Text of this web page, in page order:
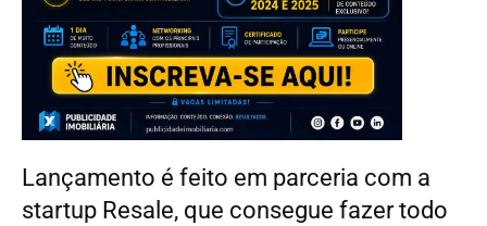
Lançamento é feito em parceria com a
startup Resale, que consegue fazer todo